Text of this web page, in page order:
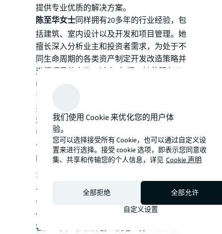
提供专业优质的解决方案。
陈至华女士同样拥有20多年的行业经验，包
括建筑、室内设计以及开发和项目管理。她
擅长深入分析业主和投资者需求，为处于不
同生命周期的各类资产制定开发改造策略并
进行项目的实施。过去6年间，她曾服务于
Ian Schrager等多个北美国家级开发商，负
责管理土地交易、资产组合的升级改造等，
并为众多中国投资者管理在当地的新建项目
和改造项目。加入仲量联行后，她将致力于
帮助开发商和投资者制定并实施资产升级优
化解决方案，在达成财务、环境和社会目标
的同时提升资产绩效。
关于仲量联行
仲量联行（纽交所交易代码：JLL）是全球
领先的房地产专业服务和投资管理公司。凭
借行业领先的科技应用，我们始终致力于为
客户、员工和社群创造机遇、打造理想空
我们使用 Cookie 来优化您的用户体
验。
您可以选择接受所有 Cookie，也可以通过自定义设
置来进行选择。接受 cookie 选项，即表示您同意收
集、共享和传输您的个人信息，详见 Cookie 声明
全部拒绝
全部允许
自定义设置